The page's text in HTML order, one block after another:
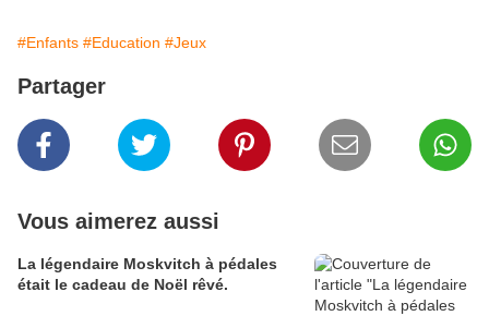
#Enfants #Education #Jeux
Partager
Vous aimerez aussi
La légendaire Moskvitch à pédales
était le cadeau de Noël rêvé.